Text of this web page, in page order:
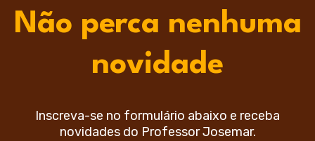
Não perca nenhuma
novidade
Inscreva-se no formulário abaixo e receba
novidades do Professor Josemar.